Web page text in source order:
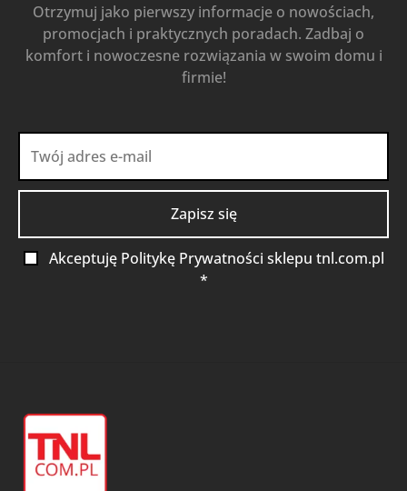
Otrzymuj jako pierwszy informacje o nowościach,
promocjach i praktycznych poradach. Zadbaj o
komfort i nowoczesne rozwiązania w swoim domu i
firmie!
Akceptuję Politykę Prywatności sklepu tnl.com.pl
*